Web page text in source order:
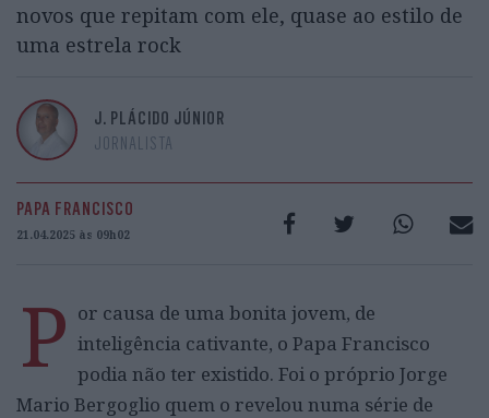
novos que repitam com ele, quase ao estilo de
uma estrela rock
J. PLÁCIDO JÚNIOR
JORNALISTA
PAPA FRANCISCO
21.04.2025 às 09h02
P or causa de uma bonita jovem, de
inteligência cativante, o Papa Francisco
podia não ter existido. Foi o próprio Jorge
Mario Bergoglio quem o revelou numa série de